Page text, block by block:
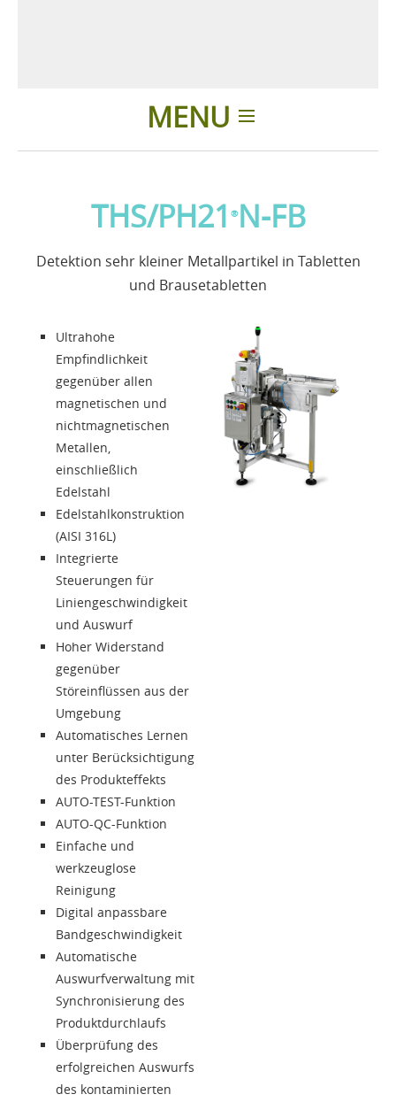
MENU
Anwendungen
Über uns
Kontakte
Solution Designer
Login
Händler
Sprache
THS/PH21 ®N-FB
Detektion sehr kleiner Metallpartikel in Tabletten
und Brausetabletten
Ultrahohe
Empfindlichkeit
gegenüber allen
magnetischen und
nichtmagnetischen
Metallen,
einschließlich
Edelstahl
Edelstahlkonstruktion
(AISI 316L)
Integrierte
Steuerungen für
Liniengeschwindigkeit
und Auswurf
Hoher Widerstand
gegenüber
Störeinflüssen aus der
Umgebung
Automatisches Lernen
unter Berücksichtigung
des Produkteffekts
AUTO-TEST-Funktion
AUTO-QC-Funktion
Einfache und
werkzeuglose
Reinigung
Digital anpassbare
Bandgeschwindigkeit
Automatische
Auswurfverwaltung mit
Synchronisierung des
Produktdurchlaufs
Überprüfung des
erfolgreichen Auswurfs
des kontaminierten